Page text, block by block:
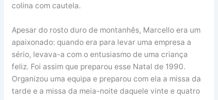
colina com cautela.
Apesar do rosto duro de montanhês, Marcello era um
apaixonado: quando era para levar uma empresa a
sério, levava-a com o entusiasmo de uma criança
feliz. Foi assim que preparou esse Natal de 1990.
Organizou uma equipa e preparou com ela a missa da
tarde e a missa da meia-noite daquele vinte e quatro